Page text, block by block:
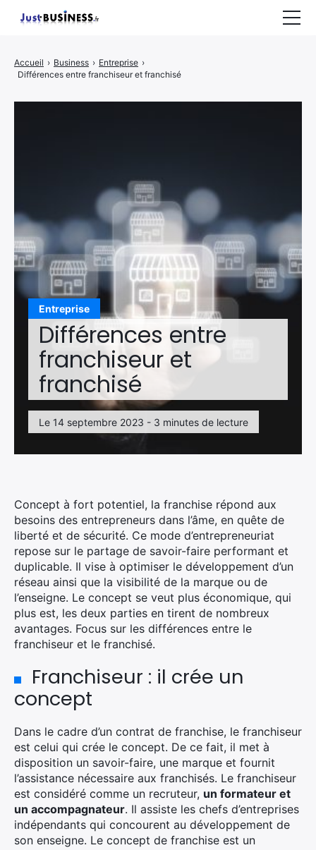
Entreprise
Différences entre
franchiseur et
franchisé
Le 14 septembre 2023 - 3 minutes de lecture
Accueil › Business › Entreprise ›
Différences entre franchiseur et franchisé
Concept à fort potentiel, la franchise répond aux
besoins des entrepreneurs dans l’âme, en quête de
liberté et de sécurité. Ce mode d’entrepreneuriat
repose sur le partage de savoir-faire performant et
duplicable. Il vise à optimiser le développement d’un
réseau ainsi que la visibilité de la marque ou de
l’enseigne. Le concept se veut plus économique, qui
plus est, les deux parties en tirent de nombreux
avantages. Focus sur les différences entre le
franchiseur et le franchisé.
Franchiseur : il crée un
concept
Dans le cadre d’un contrat de franchise, le franchiseur
est celui qui crée le concept. De ce fait, il met à
disposition un savoir-faire, une marque et fournit
l’assistance nécessaire aux franchisés. Le franchiseur
est considéré comme un recruteur, un formateur et
un accompagnateur. Il assiste les chefs d’entreprises
indépendants qui concourent au développement de
son enseigne. Le concept de franchise est un
Entrepreneuriat